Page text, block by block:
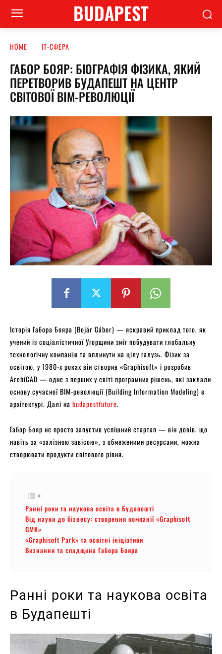
BUDAPEST
HOME ІТ-СФЕРА
ГАБОР БОЯР: БІОГРАФІЯ ФІЗИКА, ЯКИЙ
ПЕРЕТВОРИВ БУДАПЕШТ НА ЦЕНТР
СВІТОВОЇ BIM-РЕВОЛЮЦІЇ
Історія Габора Бояра (Bojár Gábor) — яскравий приклад того, як
учений із соціалістичної Угорщини зміг побудувати глобальну
технологічну компанію та вплинути на цілу галузь. Фізик за
освітою, у 1980-х роках він створив «Graphisoft» і розробив
ArchiCAD — одне з перших у світі програмних рішень, які заклали
основу сучасної BIM-революції (Building Information Modeling) в
архітектурі. Далі на budapestfuture.
Габор Бояр не просто запустив успішний стартап — він довів, що
навіть за «залізною завісою», з обмеженими ресурсами, можна
створювати продукти світового рівня.
Ранні роки та наукова освіта в Будапешті
Від науки до бізнесу: створення компанії «Graphisoft
GMK»
«Graphisoft Park» та освітні ініціативи
Визнання та спадщина Габора Бояра
Ранні роки та наукова освіта
в Будапешті